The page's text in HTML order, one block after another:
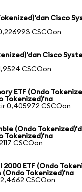
Cisco
CSCOon
Cisco
CSCOon
ETF (Ondo
Tokenized)'na
0,405972 CSCOon
(Ondo
Tokenized)'na
CSCOon
2000 ETF (Ondo
(Ondo Tokenized)'na
CSCOon